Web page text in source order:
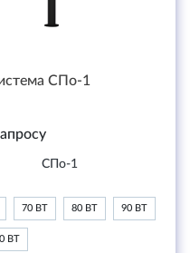
СПо-1
СПо-1
70 ВТ 80 ВТ 90 ВТ
ВТ